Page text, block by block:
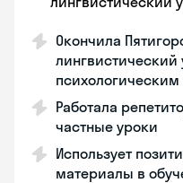
Окончила
лингвистический
Работала
частные уроки
Использует
материалы в